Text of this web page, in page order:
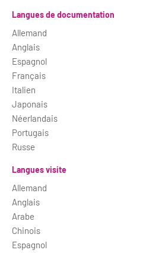
Langues de documentation
Allemand
Anglais
Espagnol
Français
Italien
Japonais
Néerlandais
Portugais
Russe
Langues visite
Allemand
Anglais
Arabe
Chinois
Espagnol